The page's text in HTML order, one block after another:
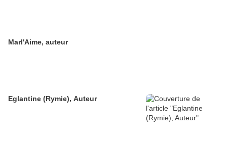
Marl'Aime, auteur
Eglantine (Rymie), Auteur